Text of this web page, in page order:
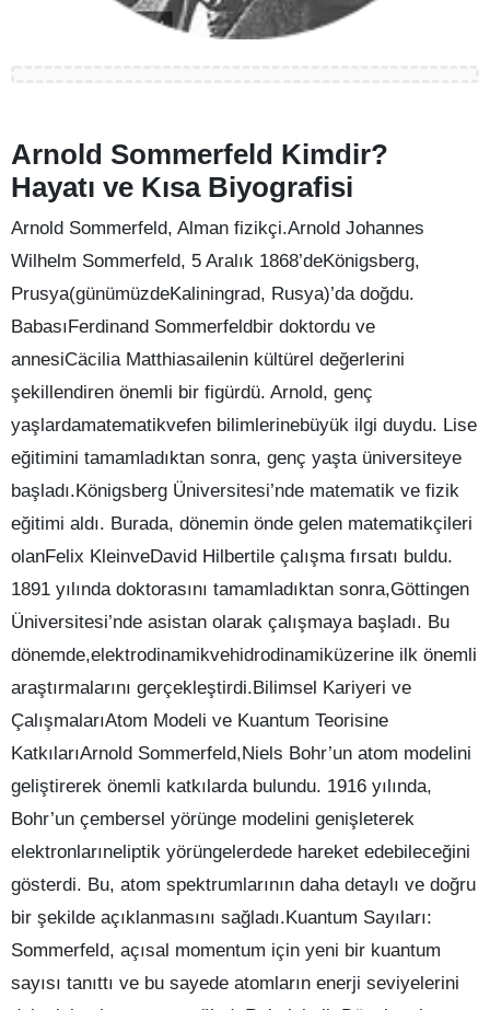
Arnold Sommerfeld Kimdir?
Hayatı ve Kısa Biyografisi
Arnold Sommerfeld, Alman fizikçi.Arnold Johannes
Wilhelm Sommerfeld, 5 Aralık 1868’deKönigsberg,
Prusya(günümüzdeKaliningrad, Rusya)’da doğdu.
BabasıFerdinand Sommerfeldbir doktordu ve
annesiCäcilia Matthiasailenin kültürel değerlerini
şekillendiren önemli bir figürdü. Arnold, genç
yaşlardamatematikvefen bilimlerinebüyük ilgi duydu. Lise
eğitimini tamamladıktan sonra, genç yaşta üniversiteye
başladı.Königsberg Üniversitesi’nde matematik ve fizik
eğitimi aldı. Burada, dönemin önde gelen matematikçileri
olanFelix KleinveDavid Hilbertile çalışma fırsatı buldu.
1891 yılında doktorasını tamamladıktan sonra,Göttingen
Üniversitesi’nde asistan olarak çalışmaya başladı. Bu
dönemde,elektrodinamikvehidrodinamiküzerine ilk önemli
araştırmalarını gerçekleştirdi.Bilimsel Kariyeri ve
ÇalışmalarıAtom Modeli ve Kuantum Teorisine
KatkılarıArnold Sommerfeld,Niels Bohr’un atom modelini
geliştirerek önemli katkılarda bulundu. 1916 yılında,
Bohr’un çembersel yörünge modelini genişleterek
elektronlarıneliptik yörüngelerdede hareket edebileceğini
gösterdi. Bu, atom spektrumlarının daha detaylı ve doğru
bir şekilde açıklanmasını sağladı.Kuantum Sayıları:
Sommerfeld, açısal momentum için yeni bir kuantum
sayısı tanıttı ve bu sayede atomların enerji seviyelerini